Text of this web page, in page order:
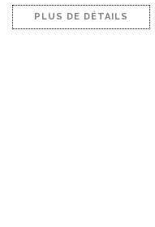
PLUS DE DÉTAILS